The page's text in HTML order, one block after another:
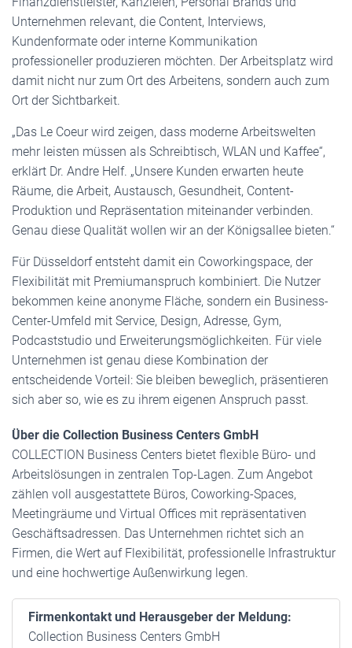
Unternehmen relevant, die Content, Interviews,
Kundenformate oder interne Kommunikation
professioneller produzieren möchten. Der Arbeitsplatz wird
damit nicht nur zum Ort des Arbeitens, sondern auch zum
Ort der Sichtbarkeit.
„Das Le Coeur wird zeigen, dass moderne Arbeitswelten
mehr leisten müssen als Schreibtisch, WLAN und Kaffee“,
erklärt Dr. Andre Helf. „Unsere Kunden erwarten heute
Räume, die Arbeit, Austausch, Gesundheit, Content-
Produktion und Repräsentation miteinander verbinden.
Genau diese Qualität wollen wir an der Königsallee bieten.“
Für Düsseldorf entsteht damit ein Coworkingspace, der
Flexibilität mit Premiumanspruch kombiniert. Die Nutzer
bekommen keine anonyme Fläche, sondern ein Business-
Center-Umfeld mit Service, Design, Adresse, Gym,
Podcaststudio und Erweiterungsmöglichkeiten. Für viele
Unternehmen ist genau diese Kombination der
entscheidende Vorteil: Sie bleiben beweglich, präsentieren
sich aber so, wie es zu ihrem eigenen Anspruch passt.
Über die Collection Business Centers GmbH
COLLECTION Business Centers bietet flexible Büro- und
Arbeitslösungen in zentralen Top-Lagen. Zum Angebot
zählen voll ausgestattete Büros, Coworking-Spaces,
Meetingräume und Virtual Offices mit repräsentativen
Geschäftsadressen. Das Unternehmen richtet sich an
Firmen, die Wert auf Flexibilität, professionelle Infrastruktur
und eine hochwertige Außenwirkung legen.
Firmenkontakt und Herausgeber der Meldung:
Collection Business Centers GmbH